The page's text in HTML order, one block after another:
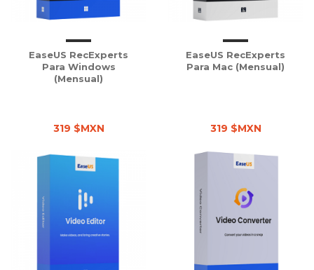
EaseUS RecExperts
Para Windows
(Mensual)
319 $MXN
EaseUS RecExperts
Para Mac (Mensual)
319 $MXN